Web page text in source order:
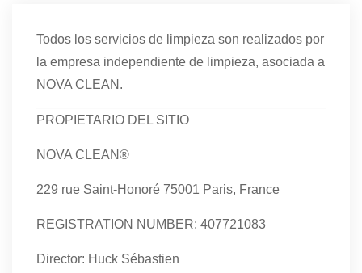
Todos los servicios de limpieza son realizados por
la empresa independiente de limpieza, asociada a
NOVA CLEAN.
PROPIETARIO DEL SITIO
NOVA CLEAN®
229 rue Saint-Honoré 75001 Paris, France
REGISTRATION NUMBER: 407721083
Director: Huck Sébastien